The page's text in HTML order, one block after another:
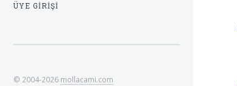
ÜYE GIRIŞI
© 2004-2026 mollacami.com